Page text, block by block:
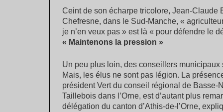
Ceint de son écharpe tricolore, Jean-Claude
Chefresne, dans le Sud-Manche, «
je n’en veux pas » est là « pour défendre le
« Maintenons la pression »
Un peu plus loin, des conseillers
Mais, les élus ne sont pas légion. La
président Vert du conseil régional de Basse-
Taillebois dans l’Orne, est d’autant plus
délégation du canton d’Athis-de-l’Orne,